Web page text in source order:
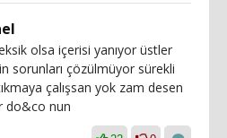
olsa içerisi yanıyor üstler
sorunları çözülmüyor sürekli
çalışsan yok zam desen
do&co nun